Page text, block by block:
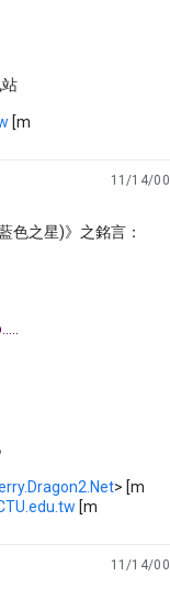
[m
11/14/00
色之星)》之銘言：
> [m
[m
11/14/00